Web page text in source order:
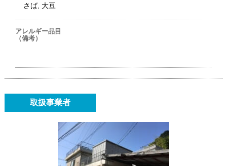
さば, 大豆
アレルギー品目
（備考）
取扱事業者